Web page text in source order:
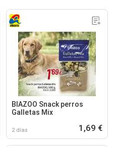
BIAZOO Snack perros
Galletas Mix
2 días 1,69 €